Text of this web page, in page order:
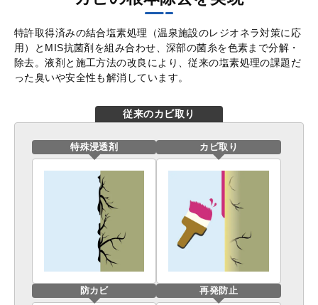
特許取得済みの結合塩素処理（温泉施設のレジオネラ対策に応
用）とMIS抗菌剤を組み合わせ、深部の菌糸を色素まで分解・
除去。液剤と施工方法の改良により、従来の塩素処理の課題だ
った臭いや安全性も解消しています。
従来のカビ取り
特殊浸透剤 カビ取り
防カビ 再発防止